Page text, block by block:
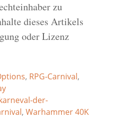
zu
dieses Artikels
oder Lizenz
, RPG-Carnival,
der-
, Warhammer 40K